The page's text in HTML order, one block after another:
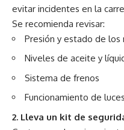
evitar incidentes en la
Se recomienda revisar:
Presión y estado de los
Niveles de aceite y
Sistema de frenos
Funcionamiento de luces
2. Lleva un kit de